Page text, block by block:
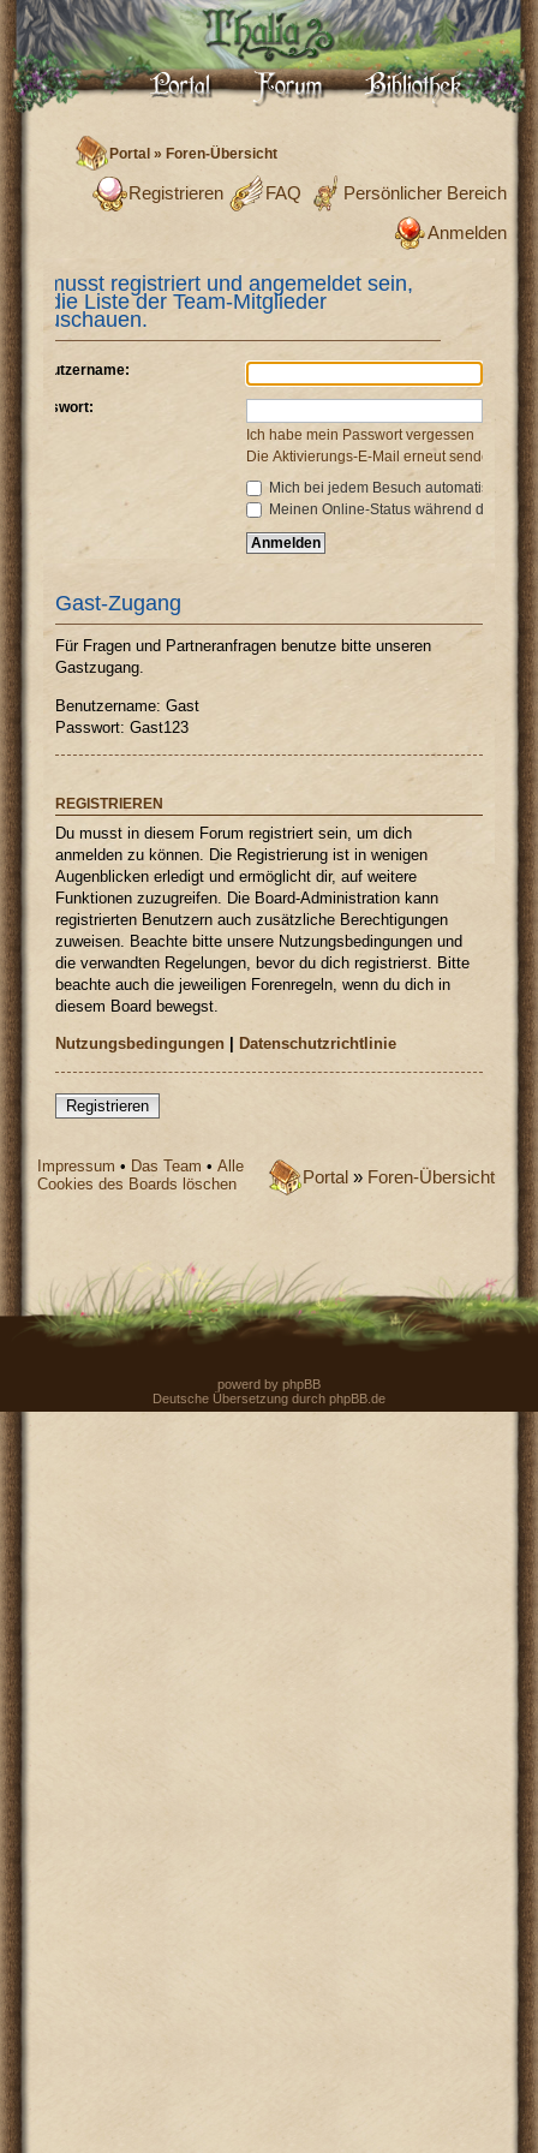
Portal »Foren-Übersicht
Persönlicher Bereich
FAQ
Registrieren
Anmelden
Du musst registriert und angemeldet sein,
um die Liste der Team-Mitglieder
anzuschauen.
Benutzername:
Passwort:
Ich habe mein Passwort vergessen
Die Aktivierungs-E-Mail erneut senden
Mich bei jedem Besuch automatisch
Meinen Online-Status während dieser
Gast-Zugang
Für Fragen und Partneranfragen benutze bitte unseren
Gastzugang.
Benutzername: Gast
Passwort: Gast123
REGISTRIEREN
Du musst in diesem Forum registriert sein, um dich
anmelden zu können. Die Registrierung ist in wenigen
Augenblicken erledigt und ermöglicht dir, auf weitere
Funktionen zuzugreifen. Die Board-Administration kann
registrierten Benutzern auch zusätzliche Berechtigungen
zuweisen. Beachte bitte unsere Nutzungsbedingungen und
die verwandten Regelungen, bevor du dich registrierst. Bitte
beachte auch die jeweiligen Forenregeln, wenn du dich in
diesem Board bewegst.
Nutzungsbedingungen Datenschutzrichtlinie
Registrieren
Portal » Foren-Übersicht
Impressum • Das Team •Alle
Cookies des Boards löschen
powerd by phpBB
Deutsche Übersetzung durch phpBB.de